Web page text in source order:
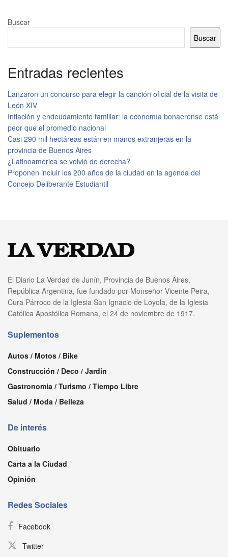
Buscar
Buscar
Entradas recientes
Lanzaron un concurso para elegir la canción oficial de la visita de
León XIV
Inflación y endeudamiento familiar: la economía bonaerense está
peor que el promedio nacional
Casi 290 mil hectáreas están en manos extranjeras en la
provincia de Buenos Aires
¿Latinoamérica se volvió de derecha?
Proponen incluir los 200 años de la ciudad en la agenda del
Concejo Deliberante Estudiantil
El Diario La Verdad de Junín, Provincia de Buenos Aires,
República Argentina, fue fundado por Monseñor Vicente Peira,
Cura Párroco de la Iglesia San Ignacio de Loyola, de la Iglesia
Católica Apostólica Romana, el 24 de noviembre de 1917.
Suplementos
Autos / Motos / Bike
Construcción / Deco / Jardín
Gastronomía / Turismo / Tiempo Libre
Salud / Moda / Belleza
De interés
Obituario
Carta a la Ciudad
Opinión
Redes Sociales
Facebook
Twitter